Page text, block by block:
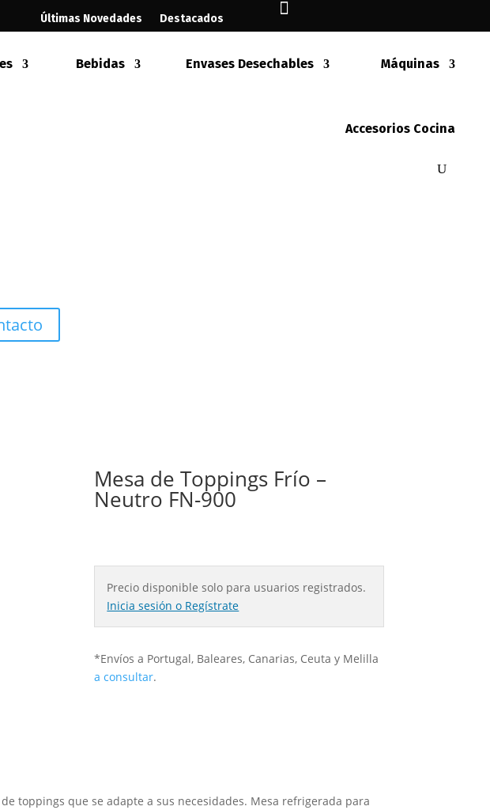
Últimas Novedades
Destacados

Bebidas Envases Desechables Máquinas
Accesorios Cocina
Mesa de Toppings Frío –
Neutro FN-900
Precio disponible solo para usuarios registrados.
Inicia sesión o Regístrate
*Envíos a Portugal, Baleares, Canarias, Ceuta y Melilla
a consultar.
toppings que se adapte a sus necesidades. Mesa refrigerada para